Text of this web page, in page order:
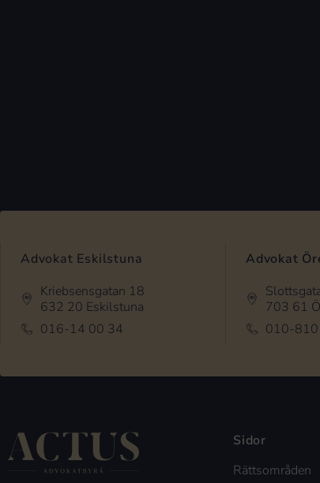
Advokat Eskilstuna
Kriebsensgatan 18
632 20 Eskilstuna
016-14 00 34
Advokat
703 61
010-
Sidor
Rättsområden